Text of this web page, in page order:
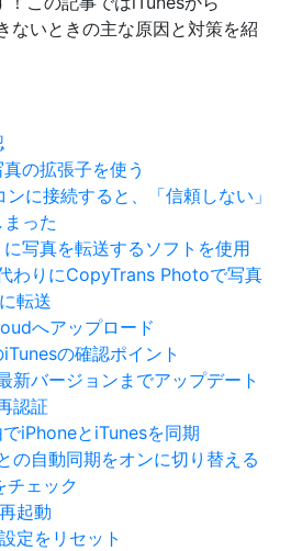
ないときの主な原因と対策を紹
の拡張子を使う
に接続すると、「信頼しない」
った
写真を転送するソフトを使用
わりにCopyTrans Photoで写真
転送
へアップロード
の確認ポイント
新バージョンまでアップデート
認証
iPhoneとiTunesを同期
の自動同期をオンに切り替える
チェック
起動
定をリセット